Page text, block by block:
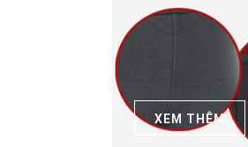
XEM THÊM